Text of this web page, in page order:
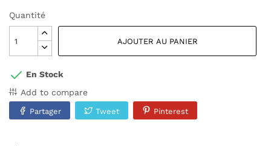
Quantité
AJOUTER AU PANIER
En Stock
Add to compare
Partager Tweet Pinterest